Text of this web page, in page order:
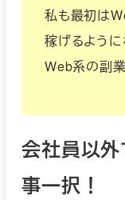
私も最初は
稼げるよう
Web系の副
会社員以
事一択！